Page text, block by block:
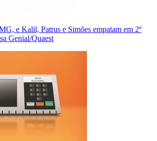
e Kalil, Patrus e Simões empatam em 2º
Genial/Quaest